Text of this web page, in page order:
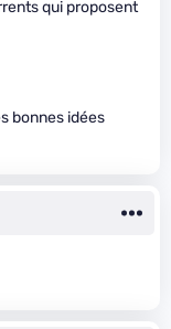
qui proposent
bonnes idées